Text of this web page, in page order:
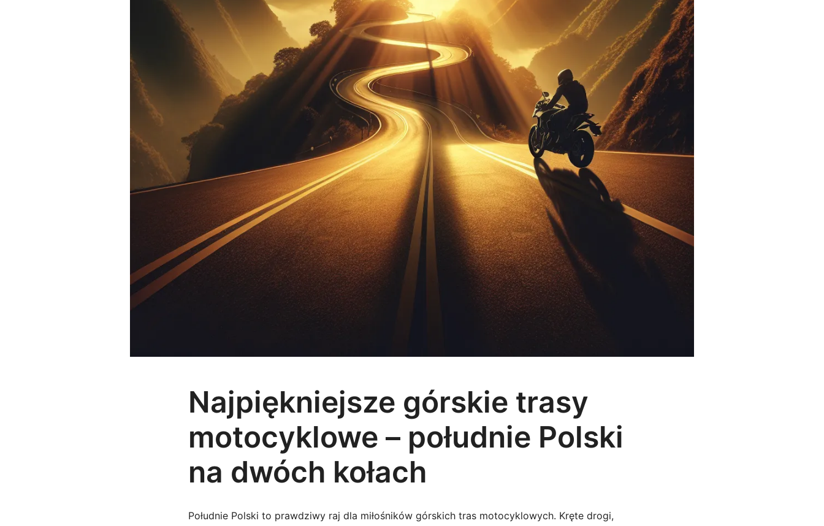
Najpiękniejsze górskie trasy
motocyklowe – południe Polski
na dwóch kołach
Południe Polski to prawdziwy raj dla miłośników górskich tras motocyklowych. Kręte drogi,